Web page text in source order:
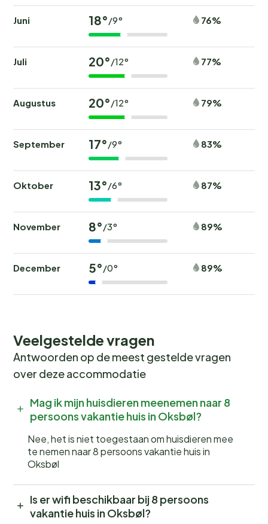
Juni 18°/9° 76%
Juli 20°/12° 77%
Augustus 20°/12° 79%
September 17°/9° 83%
Oktober 13°/6° 87%
November 8°/3° 89%
December 5°/0° 89%
Veelgestelde vragen
Antwoorden op de meest gestelde vragen
over deze accommodatie
Mag ik mijn huisdieren meenemen naar 8
persoons vakantie huis in Oksbøl?
Nee, het is niet toegestaan om huisdieren mee
te nemen naar 8 persoons vakantie huis in
Oksbøl
Is er wifi beschikbaar bij 8 persoons
vakantie huis in Oksbøl?